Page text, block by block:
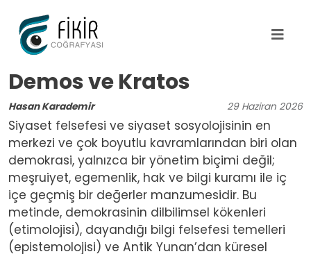
Demos ve Kratos
Hasan Karademir 29 Haziran 2026
Siyaset felsefesi ve siyaset sosyolojisinin en
merkezi ve çok boyutlu kavramlarından biri olan
demokrasi, yalnızca bir yönetim biçimi değil;
meşruiyet, egemenlik, hak ve bilgi kuramı ile iç
içe geçmiş bir değerler manzumesidir. Bu
metinde, demokrasinin dilbilimsel kökenleri
(etimolojisi), dayandığı bilgi felsefesi temelleri
(epistemolojisi) ve Antik Yunan’dan küresel